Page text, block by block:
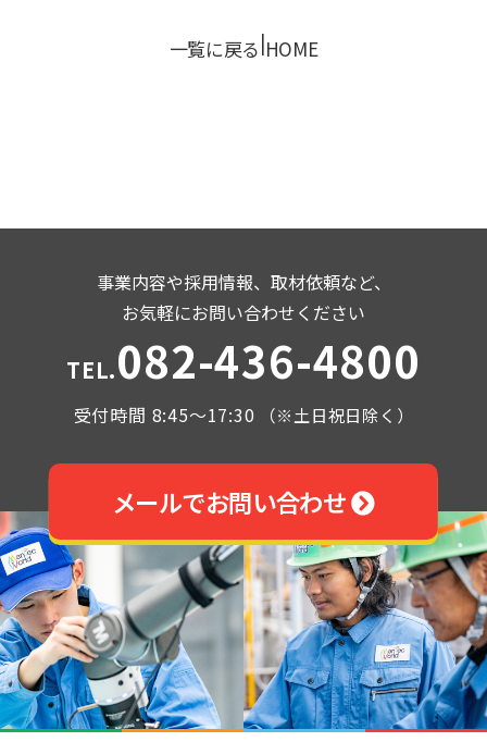
一覧に戻る|HOME
事業内容や採用情報、取材依頼など、
お気軽にお問い合わせください
TEL.082-436-4800
受付時間 8:45～17:30 （※土日祝日除く）
メールでお問い合わせ